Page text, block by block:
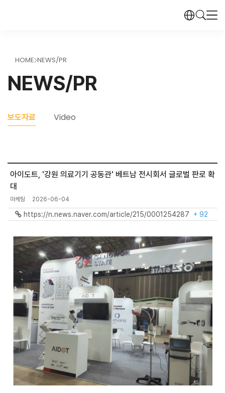
HOME>NEWS/PR
NEWS/PR
보도자료 Video
아이도트, '강원 의료기기 공동관' 베트남 전시회서 글로벌 판로 확
대
마케팅 2026-06-04
https://n.news.naver.com/article/215/0001254287 + 92